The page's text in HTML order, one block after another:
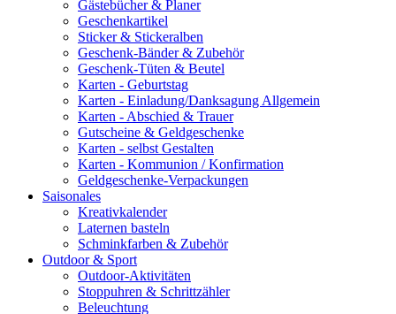
Gästebücher & Planer
Geschenkartikel
Sticker & Stickeralben
Geschenk-Bänder & Zubehör
Geschenk-Tüten & Beutel
Karten - Geburtstag
Karten - Einladung/Danksagung Allgemein
Karten - Abschied & Trauer
Gutscheine & Geldgeschenke
Karten - selbst Gestalten
Karten - Kommunion / Konfirmation
Geldgeschenke-Verpackungen
Saisonales
Kreativkalender
Laternen basteln
Schminkfarben & Zubehör
Outdoor & Sport
Outdoor-Aktivitäten
Stoppuhren & Schrittzähler
Beleuchtung